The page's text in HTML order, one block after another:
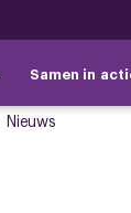
Samen in
Nieuws